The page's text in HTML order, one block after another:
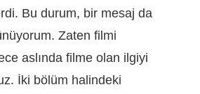
Bu durum, bir mesaj da
Zaten filmi
aslında filme olan ilgiyi
İki bölüm halindeki